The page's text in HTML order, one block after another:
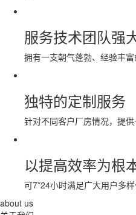
服务技术团队强
拥有一支朝气蓬勃、经验丰
独特的定制服务
针对不同客户厂房情况，提
以提高效率为根
可7*24小时满足广大用户多
about us